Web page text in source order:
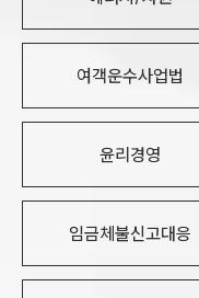
여객운수사업법
윤리경영
임금체불신고대응